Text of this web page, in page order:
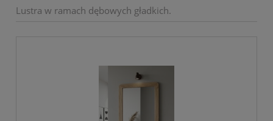
Lustra w ramach dębowych gładkich.